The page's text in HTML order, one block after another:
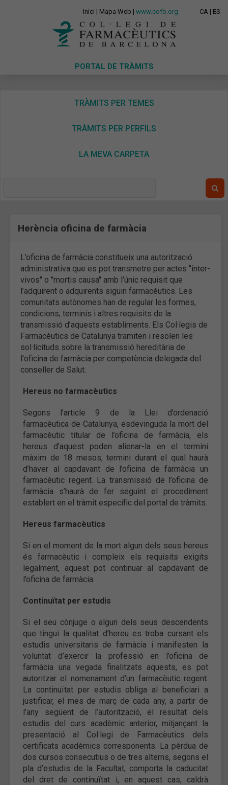
Inici | Mapa Web | www.cofb.org CA | ES
PORTAL DE TRÀMITS
TRÀMITS PER TEMES
TRÀMITS PER PERFILS
LA MEVA CARPETA
Herència oficina de farmàcia
L’oficina de farmàcia constitueix una autorització
administrativa que es pot transmetre per actes "inter-
vivos" o "mortis causa" amb l’únic requisit que
l’adquirent o adquirents siguin farmacèutics. Les
comunitats autònomes han de regular les formes,
condicions, terminis i altres requisits de la
transmissió d’aquests establiments. Els Col·legis de
Farmacèutics de Catalunya tramiten i resolen les
sol·licituds sobre la transmissió hereditària de
l'oficina de farmàcia per competència delegada del
conseller de Salut.
Hereus no farmacèutics
Segons l’article 9 de la Llei d’ordenació
farmacèutica de Catalunya, esdevinguda la mort del
farmacèutic titular de l’oficina de farmàcia, els
hereus d’aquest poden alienar-la en el termini
màxim de 18 mesos, termini durant el qual haurà
d’haver al capdavant de l’oficina de farmàcia un
farmacèutic regent. La transmissió de l’oficina de
farmàcia s’haurà de fer seguint el procediment
establert en el tràmit específic del portal de tràmits.
Hereus farmacèutics
Si en el moment de la mort algun dels seus hereus
és farmacèutic i compleix els requisits exigits
legalment, aquest pot continuar al capdavant de
l’oficina de farmàcia.
Continuïtat per estudis
Si el seu cònjuge o algun dels seus descendents
que tingui la qualitat d’hereu es troba cursant els
estudis universitaris de farmàcia i manifesten la
voluntat d’exercir la professió en l’oficina de
farmàcia una vegada finalitzats aquests, es pot
autoritzar el nomenament d’un farmacèutic regent.
La continuïtat per estudis obliga al beneficiari a
justificar, el mes de març de cada any, a partir de
l’any següent de l’autorització, el resultat dels
estudis del curs acadèmic anterior, mitjançant la
presentació al Col·legi de Farmacèutics dels
certificats acadèmics corresponents. La pèrdua de
dos cursos consecutius o de tres alterns, segons el
pla d’estudis de la Facultat, comporta la caducitat
del dret de continuïtat i, en aquest cas, caldrà